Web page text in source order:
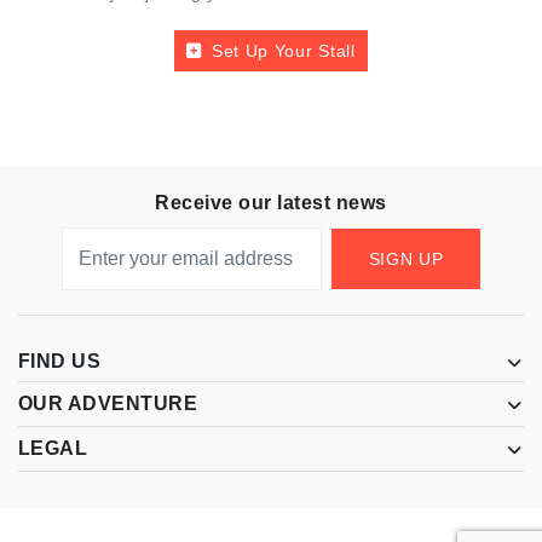
Set Up Your Stall
Receive our latest news
SIGN UP
FIND US
OUR ADVENTURE
LEGAL